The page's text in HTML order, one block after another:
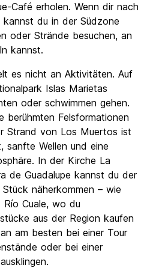
Café erholen. Wenn dir nach
du in der Südzone
oder Strände besuchen, an
kannst.
es nicht an Aktivitäten. Auf
Islas Marietas
oder schwimmen gehen.
berühmten Felsformationen
Strand von Los Muertos ist
sanfte Wellen und eine
In der Kirche La
de Guadalupe kannst du der
näherkommen – wie
Cuale, wo du
aus der Region kaufen
am besten bei einer Tour
oder bei einer